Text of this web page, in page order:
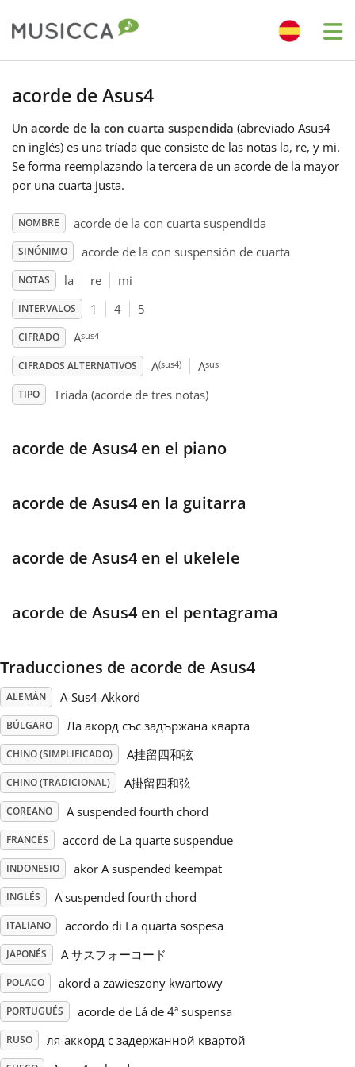
Български
Dansk
Deutsch
English
Español
Português
Русский
Svenska
Tiếng Việt
Türkçe
繁體中文
acorde de Asus4
Un acorde de la con cuarta suspendida (abreviado Asus4
en inglés) es una tríada que consiste de las notas la, re, y mi.
Se forma reemplazando la tercera de un acorde de la mayor
por una cuarta justa.
NOMBRE acorde de la con cuarta suspendida
SINÓNIMO acorde de la con suspensión de cuarta
NOTAS la re mi
INTERVALOS 1 4 5
CIFRADO Asus4
CIFRADOS ALTERNATIVOS A(sus4) Asus
TIPO Tríada (acorde de tres notas)
acorde de Asus4 en el piano
acorde de Asus4 en la guitarra
acorde de Asus4 en el ukelele
acorde de Asus4 en el pentagrama
Traducciones de acorde de Asus4
ALEMÁN A-Sus4-Akkord
BÚLGARO Ла акорд със задържана кварта
CHINO (SIMPLIFICADO) A挂留四和弦
CHINO (TRADICIONAL) A掛留四和弦
COREANO A suspended fourth chord
FRANCÉS accord de La quarte suspendue
INDONESIO akor A suspended keempat
INGLÉS A suspended fourth chord
ITALIANO accordo di La quarta sospesa
JAPONÉS A サスフォーコード
POLACO akord a zawieszony kwartowy
PORTUGUÉS acorde de Lá de 4ª suspensa
RUSO ля-аккорд с задержанной квартой